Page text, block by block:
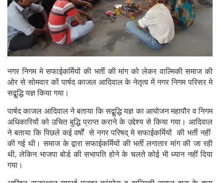
नगर निगम मे सफाईकर्मियों की भर्ती की मांग को लेकर वाल्मिकी समाज की
ओर से सोमवार कों पार्षद काजल आदिवाल के नेतृत्व में नगर निगम परिसर मे
सद्बुद्धि यज्ञ किया गया।
पार्षद काजल आदिवाल ने बताया कि सद्बुद्धि यज्ञ का आयोजन महापौर व निगम
अधिकारियों को उचित बुद्धि प्राप्त कराने के उद्देश्य से किया गया। आदिवाल
ने बताया कि पिछले कई वर्षों से नगर परिषद् मे सफाईकर्मियों की भर्ती नहीं
की गई थी। समाज के द्वारा सफाईकर्मियों की भर्ती लगातार मांग की जा रही
थी, लेकिन भाजपा बोर्ड की सभापति होने के चलते कोई भी ध्यान नहीं दिया
गया।